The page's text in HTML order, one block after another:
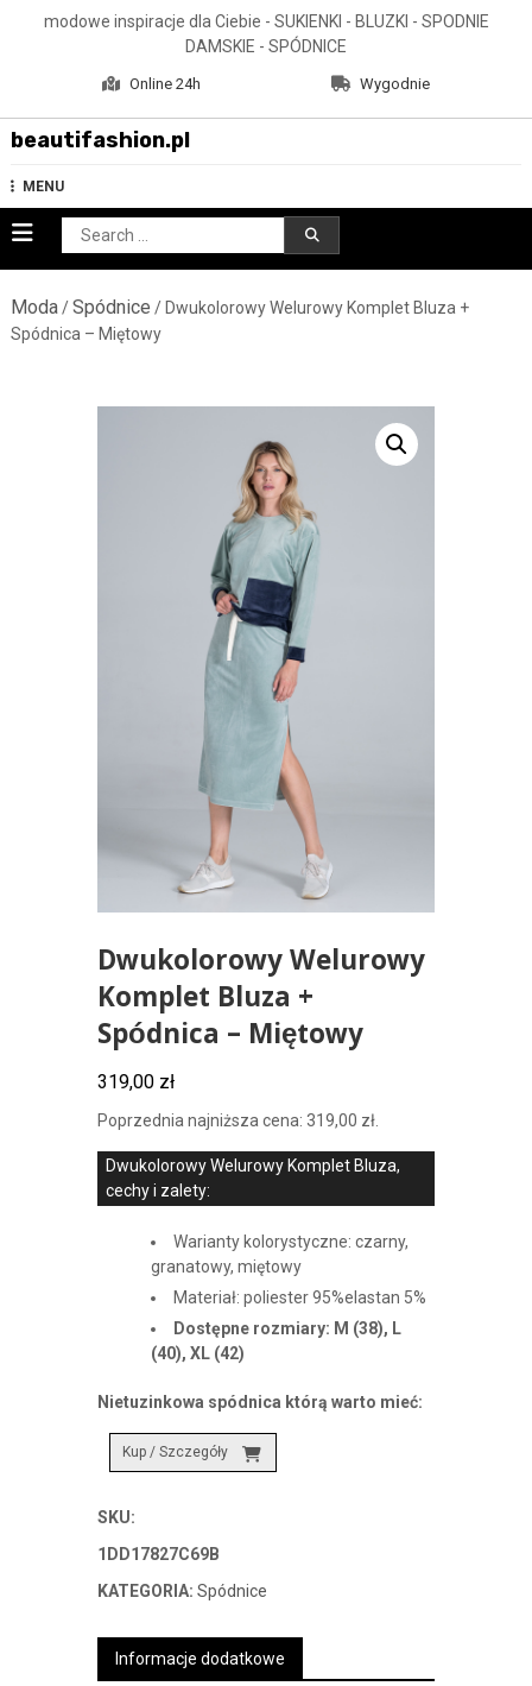
modowe inspiracje dla Ciebie - SUKIENKI - BLUZKI - SPODNIE
DAMSKIE - SPÓDNICE
Online 24h Wygodnie
beautifashion.pl
MENU
Search
for:
Moda/Spódnice / Dwukolorowy Welurowy Komplet Bluza +
Spódnica – Miętowy
Dwukolorowy Welurowy
Komplet Bluza +
Spódnica – Miętowy
319,00 zł
Poprzednia najniższa cena: 319,00 zł.
Dwukolorowy Welurowy Komplet Bluza,
cechy i zalety:
Warianty kolorystyczne: czarny,
granatowy, miętowy
Materiał: poliester 95%elastan 5%
Dostępne rozmiary: M (38), L
(40), XL (42)
Nietuzinkowa spódnica którą warto mieć:
Kup / Szczegóły
SKU:
1DD17827C69B
KATEGORIA: Spódnice
Informacje dodatkowe